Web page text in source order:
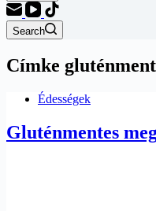
Search
Címke
Édességek
Gluténmentes